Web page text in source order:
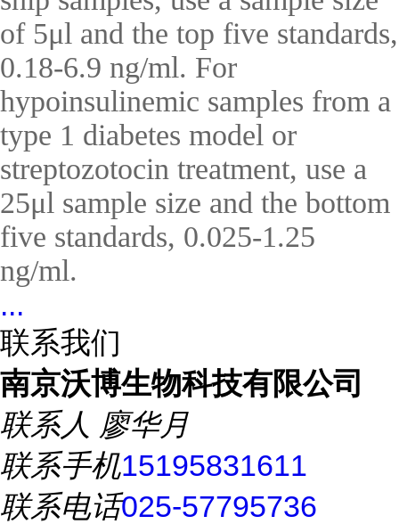
of 5μl and the top five standards,
0.18-6.9 ng/ml. For
hypoinsulinemic samples from a
type 1 diabetes model or
streptozotocin treatment, use a
25μl sample size and the bottom
five standards, 0.025-1.25
ng/ml.
...
联系我们
南京沃博生物科技有限公司
联系人 廖华月
联系手机15195831611
联系电话025-57795736